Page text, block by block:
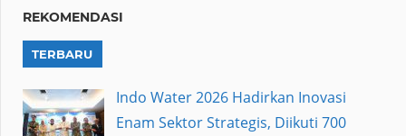
REKOMENDASI
TERBARU
Indo Water 2026 Hadirkan Inovasi
Enam Sektor Strategis, Diikuti 700